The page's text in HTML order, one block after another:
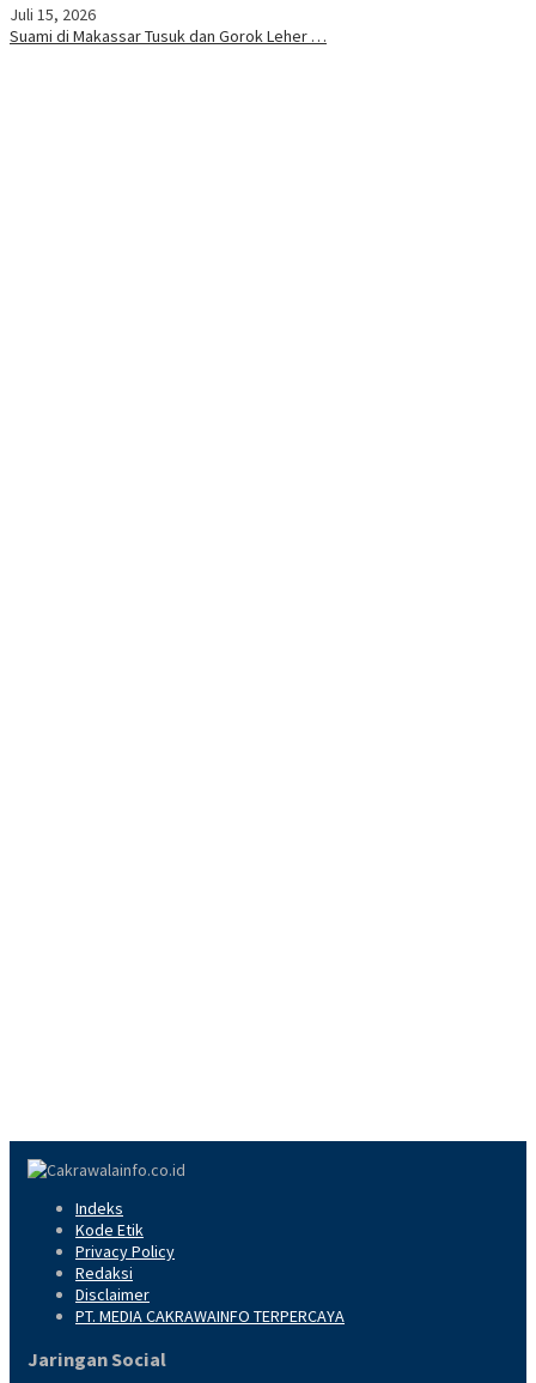
Juli 15, 2026
Suami di Makassar Tusuk dan Gorok Leher …
Indeks
Kode Etik
Privacy Policy
Redaksi
Disclaimer
PT. MEDIA CAKRAWAINFO TERPERCAYA
Jaringan Social